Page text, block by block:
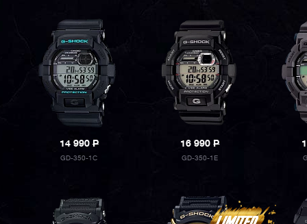
14 990P
GD-350-1C
16 990P
GD-350-1E